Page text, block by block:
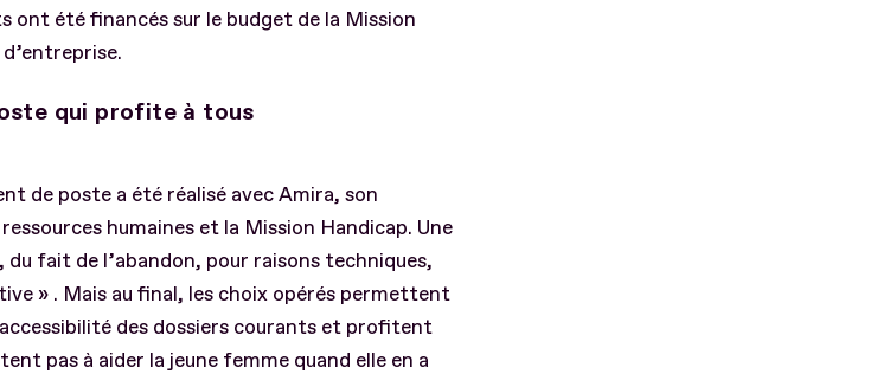
ont été financés sur le budget de la Mission
qui profite à tous
de poste a été réalisé avec Amira, son
humaines et la Mission Handicap. Une
fait de l’abandon, pour raisons techniques,
» . Mais au final, les choix opérés permettent
des dossiers courants et profitent
pas à aider la jeune femme quand elle en a